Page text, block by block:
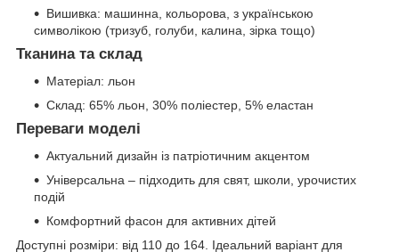
Вишивка: машинна, кольорова, з українською
символікою (тризуб, голуби, калина, зірка тощо)
Тканина та склад
Матеріал: льон
Склад: 65% льон, 30% поліестер, 5% еластан
Переваги моделі
Актуальний дизайн із патріотичним акцентом
Універсальна – підходить для свят, школи, урочистих
подій
Комфортний фасон для активних дітей
Доступні розміри: від 110 до 164. Ідеальний варіант для